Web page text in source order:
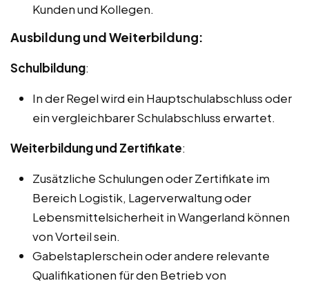
Kunden und Kollegen.
Ausbildung und Weiterbildung:
Schulbildung:
In der Regel wird ein Hauptschulabschluss oder
ein vergleichbarer Schulabschluss erwartet.
Weiterbildung und Zertifikate:
Zusätzliche Schulungen oder Zertifikate im
Bereich Logistik, Lagerverwaltung oder
Lebensmittelsicherheit in Wangerland können
von Vorteil sein.
Gabelstaplerschein oder andere relevante
Qualifikationen für den Betrieb von